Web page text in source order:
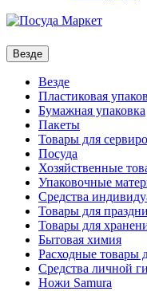
Везде
Везде
Пластиковая
Бумажная упаковка
Пакеты
Товары для
Посуда
Хозяйственные
Упаковочные
Средства
Товары для
Товары для
Бытовая химия
Расходные товары
Средства личной
Ножи Samura